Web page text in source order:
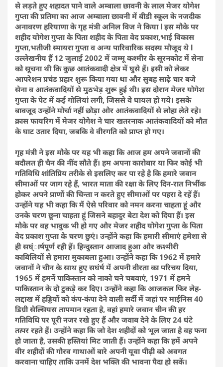
से लड़ते हुए शहादत पाने वाले अम्बाला छावनी के लाल मेजर योगेश
गुप्ता की प्रतिमा का आज अम्बाला छावनी में बीडी स्कूल के नजदीक
अनावरण हरियाणा के गृह मंत्री अनिल विज ने किया l इस मौके पर
शहीद योगेश गुप्ता के पिता शहीद के पिता वेद प्रकाश,भाई विकास
गुप्ता,भतीजी स्मायरा गुप्ता व अन्य पारिवारिक सदस्य मौजूद थे l
उल्लेखनीय हैं 12 जुलाई 2002 में जम्मू कश्मीर के सूरनकोट में सेना
को सूचना थी कि कुछ आतंकवादी क्षेत्र में घुसे हैं। इसी को लेकर
आपरेशन प्रचंड प्रहार शुरू किया गया था और सुबह साढ़े चार बजे
सेना व आतंकवादियों से मुठभेड़ शुरू हुई थी। इस दौरान मेजर योगेश
गुप्ता के पेट में कई गोलियां लगी, जिससे वे घायल हो गये। इसके
बावजूद उन्होंने मोर्चा नहीं छोड़ा और आतंकवादियों से लोहा लेते रहे।
क्रास फायरिग में मेजर योगेश ने चार खतरनाक आतंकवादियों को मौत
के घाट उतार दिया, जबकि वे वीरगति को प्राप्त हो गए।
गृह मंत्री ने इस मौके पर यह भी कहा कि आज हम अपने जवानों की
बदौलत ही चैन की नींद सौते हैं। हम अपना कारोबार या फिर कोई भी
गतिविधि शांतिप्रिय तरीके से इसलिए कर पा रहे है कि हमारे जवान
सीमाओं पर जाग रहे हैं, भारत माता की रक्षा के लिए दिन-रात निर्भीक
होकर अपने प्राणों की चिन्ता न करते हुए सीमाओं पर पहरा दे रहें हैं।
उन्होंने यह भी कहा कि मैं ऐसे परिवार को नमन करना चाहता हूं और
उनके चरण छूना चाहता हूं जिसने बहादुर बेटा देश को दिया हैं। इस
मौके पर वह भावुक भी हो गए और मेजर शहीद योगेश गुप्ता के पिता
वेद प्रकाश गुप्ता के चरण छुएं। उन्होंने कहा कि हमारी सीमाएं हमेशा से
ही सघ्ंार्षपूर्ण रही हैं। हिन्दुस्तान आजाद हुआ और कश्मीरी
काबिलियों से हमारा मुकाबला हुआ। उन्होंने कहा कि 1962 में हमारे
जवानों ने चीन के साथ हुए सघंर्ष में अपनी वीरता का परिचय दिया,
1965 में हमनें पाकिस्तान को नाको चने चबवाएं, 1971 में हमने
पाकिस्तान के दो टुकड़े कर दिए। उन्होंने कहा कि आजकल फिर लेह-
लद्दाख में हड्डियों को कंप-कंपा देने वाली सर्दी में जहां पर माईनिस 40
डिग्री सैल्सियस तापमान रहता है, वहां हमारे जवान चीन की हर
गतिविधि पर पूरी नजर रखे हुए हैं और जवाब देने के लिए 24 घंटे
तत्पर रहते हैं। उन्होंने कहा कि जो देश शहीदों को भूल जाता है वह फना
हो जाता है, उसकी हस्तियां मिट जाती हैं। उन्होंने कहा कि हमें अपने
वीर शहीदों की गौरव गाथाओं बारे अपनी यूवा पीढ़ी को अवगत
करवाना चाहिए ताकि उनमें देश भक्ति की भावना पैदा हो सकें।